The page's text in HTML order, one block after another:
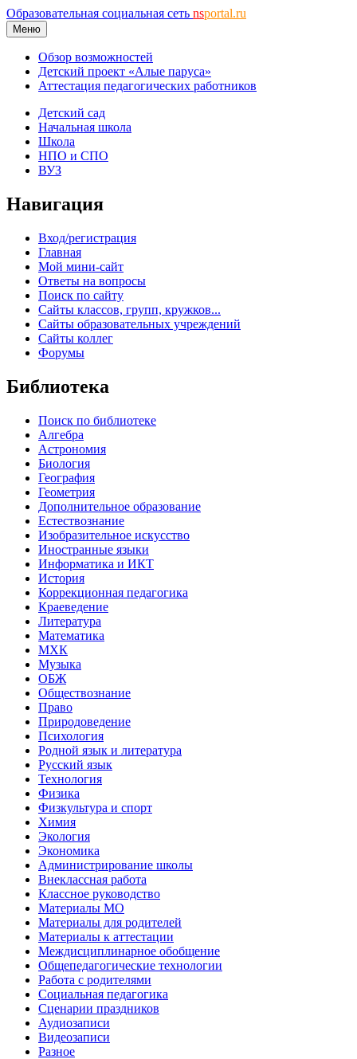
Образовательная социальная сеть nsportal.ru
Меню
Обзор возможностей
Детский проект «Алые паруса»
Аттестация педагогических работников
Детский сад
Начальная школа
Школа
НПО и СПО
ВУЗ
Навигация
Вход/регистрация
Главная
Мой мини-сайт
Ответы на вопросы
Поиск по сайту
Сайты классов, групп, кружков...
Сайты образовательных учреждений
Сайты коллег
Форумы
Библиотека
Поиск по библиотеке
Алгебра
Астрономия
Биология
География
Геометрия
Дополнительное образование
Естествознание
Изобразительное искусство
Иностранные языки
Информатика и ИКТ
История
Коррекционная педагогика
Краеведение
Литература
Математика
МХК
Музыка
ОБЖ
Обществознание
Право
Природоведение
Психология
Родной язык и литература
Русский язык
Технология
Физика
Физкультура и спорт
Химия
Экология
Экономика
Администрирование школы
Внеклассная работа
Классное руководство
Материалы МО
Материалы для родителей
Материалы к аттестации
Междисциплинарное обобщение
Общепедагогические технологии
Работа с родителями
Социальная педагогика
Сценарии праздников
Аудиозаписи
Видеозаписи
Разное